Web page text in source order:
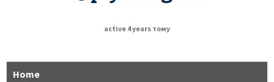
active 4 years тому
Home